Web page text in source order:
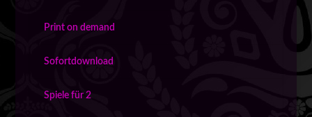
Print on demand
Sofortdownload
Spiele für 2